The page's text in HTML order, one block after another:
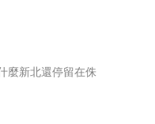
麼新北還停留在侏